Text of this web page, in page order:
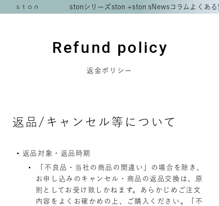
stonシリーズ ston +ston sNewsコラム よくあ
Refund policy
返金ポリシー
返品/キャンセル等について
返品対象・返品時期
「不良品・当社の商品の間違い」の場合を除き、
お申し込みのキャンセル・商品の返品交換は、原
則としてお受け致しかねます。あらかじめご注文
内容をよくお確かめの上、ご購入ください。「不